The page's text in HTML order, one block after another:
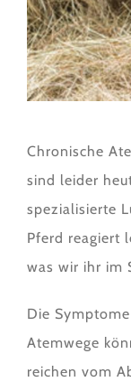
Chronische
sind leider
spezialisierte
Pferd reagiert
was wir ihr im
Die
Atemwege
reichen vom